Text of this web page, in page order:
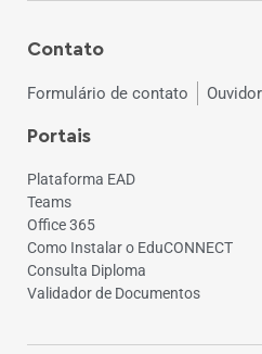
Contato
Formulário de contato
Portais
Plataforma EAD
Teams
Office 365
Como Instalar o EduCONNECT
Consulta Diploma
Validador de Documentos